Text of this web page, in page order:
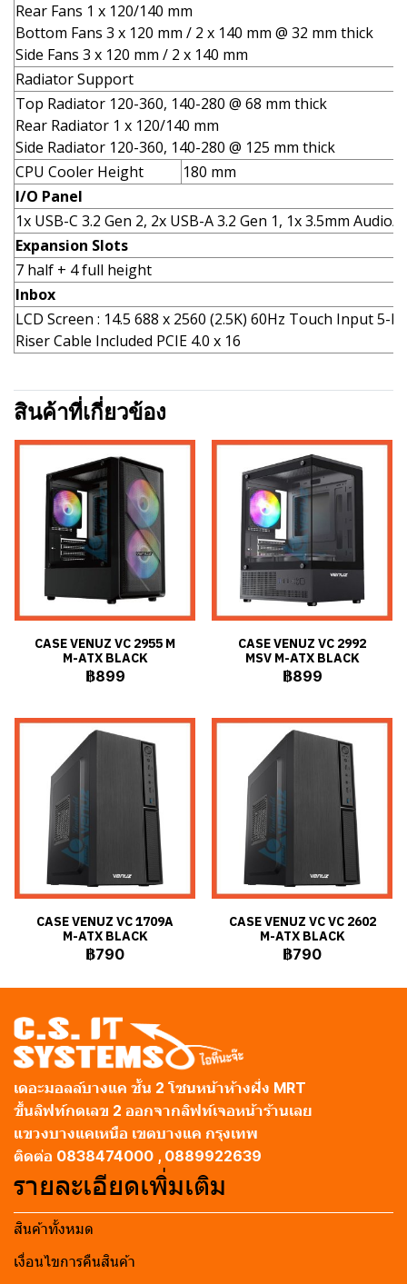
Rear Fans 1 x 120/140 mm
Bottom Fans 3 x 120 mm / 2 x 140 mm @ 32 mm thick
Side Fans 3 x 120 mm / 2 x 140 mm
Radiator Support
Top Radiator 120-360, 140-280 @ 68 mm thick
Rear Radiator 1 x 120/140 mm
Side Radiator 120-360, 140-280 @ 125 mm thick
CPU Cooler Height
180 mm
I/O Panel
1x USB-C 3.2 Gen 2, 2x USB-A 3.2 Gen 1, 1x 3.5mm Audio/
Expansion Slots
7 half + 4 full height
Inbox
LCD Screen : 14.5 688 x 2560 (2.5K) 60Hz Touch Input 5-
Riser Cable Included PCIE 4.0 x 16
สินค้าที่เกี่ยวข้อง
CASE VENUZ VC 2955 M
M-ATX BLACK
฿899
CASE VENUZ VC 2992
MSV M-ATX BLACK
฿899
CASE VENUZ VC 1709A
M-ATX BLACK
฿790
CASE VENUZ VC VC 2602
M-ATX BLACK
฿790
เดอะมอลล์บางแค ชั้น 2 โซนหน้าห้างฝั่ง MRT
ขึ้นลิฟท์กดเลข 2 ออกจากลิฟท์เจอหน้าร้านเลย
แขวงบางแคเหนือ เขตบางแค กรุงเทพ
ติดต่อ 0838474000 , 0889922639
รายละเอียดเพิ่มเติม
สินค้าทั้งหมด
เงื่อนไขการคืนสินค้า